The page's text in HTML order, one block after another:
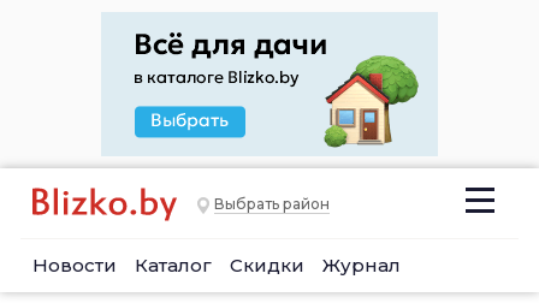
Выбрать район
Новости Каталог Скидки Журнал